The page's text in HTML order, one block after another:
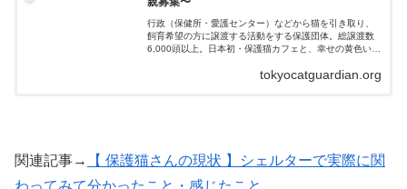
行政（保健所・愛護センター）などから猫を引き取り、
飼育希望の方に譲渡する活動をする保護団体。総譲渡数
6,000頭以上。日本初・保護猫カフェと、幸せの黄色い
tokyocatguardian.org
関連記事→
【 保護猫さんの現状 】シェルターで実際に関
わってみて分かったこと・感じたこと